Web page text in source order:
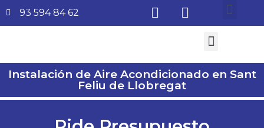
93 594 84 62
Instalación de Aire Acondicionado en Sant
Feliu de Llobregat